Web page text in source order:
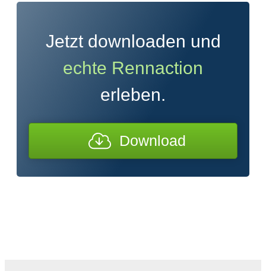
Jetzt downloaden und
echte Rennaction
erleben.
Download